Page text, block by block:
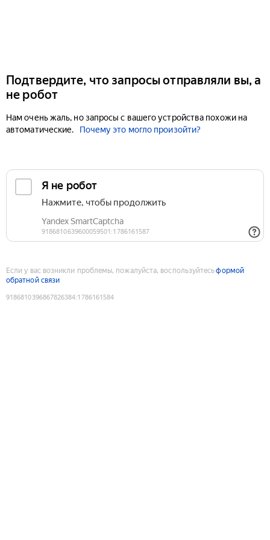
Подтвердите, что запросы отправляли вы, а
не робот
Нам очень жаль, но запросы с вашего устройства похожи на
автоматические.
Почему это могло произойти?
Если у вас возникли проблемы, пожалуйста, воспользуйтесьформой
обратной связи
9186810396867826384:1786161584